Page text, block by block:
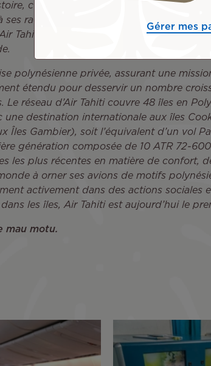
c’est une légende, dont le récit
ses racines et résolument tournée vers
Tahiti incarne te natiraa o te mau motu,
polynésienne privée, assurant une
étendu pour desservir un nombre
Le réseau d’Air Tahiti couvre 48 îles en
une destination internationale aux îles
Îles Gambier), soit l’équivalent d’un vol
génération composée de 10 ATR 72-
les plus récentes en matière de confort,
à orner ses avions de motifs
activement dans des actions sociales
les îles, Air Tahiti est aujourd’hui le
mau motu.
Gérer mes